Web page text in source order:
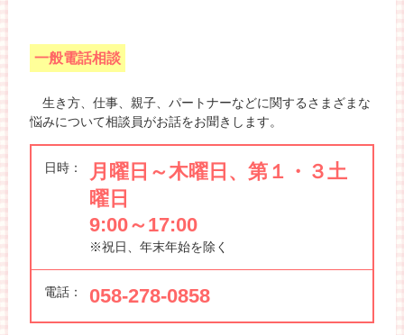
一般電話相談
生き方、仕事、親子、パートナーなどに関するさまざまな
悩みについて相談員がお話をお聞きします。
日時：
月曜日～木曜日、第１・３土
曜日
9:00～17:00
※祝日、年末年始を除く
電話： 058-278-0858